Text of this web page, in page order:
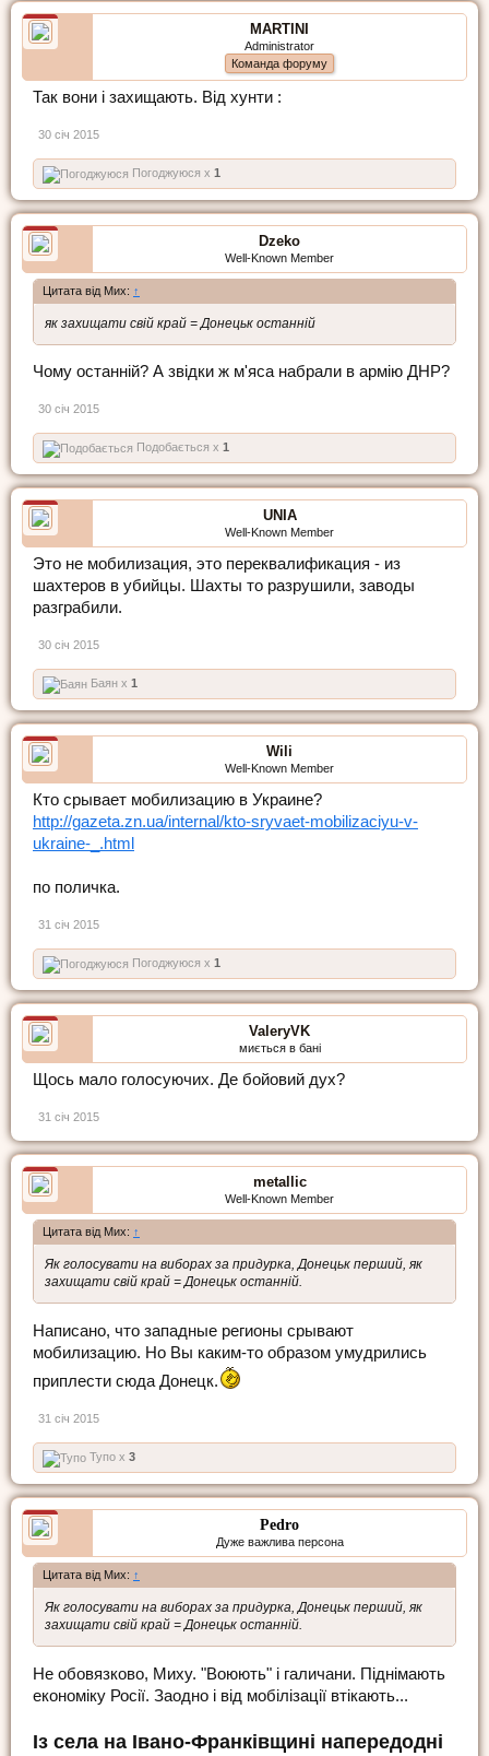
MARTINI
Administrator
Команда форуму
Так вони і захищають. Від хунти :
30 січ 2015
Погоджуюся x 1
Dzeko
Well-Known Member
Цитата від Мих: ↑
як захищати свій край = Донецьк останній
Чому останній? А звідки ж м'яса набрали в армію ДНР?
30 січ 2015
Подобається x 1
UNIA
Well-Known Member
Это не мобилизация, это переквалификация - из
шахтеров в убийцы. Шахты то разрушили, заводы
разграбили.
30 січ 2015
Баян x 1
Wili
Well-Known Member
Кто срывает мобилизацию в Украине?
http://gazeta.zn.ua/internal/kto-sryvaet-mobilizaciyu-v-
ukraine-_.html
по поличка.
31 січ 2015
Погоджуюся x 1
ValeryVK
миється в бані
Щось мало голосуючих. Де бойовий дух?
31 січ 2015
metallic
Well-Known Member
Цитата від Мих: ↑
Як голосувати на виборах за придурка, Донецьк перший, як
захищати свій край = Донецьк останній.
Написано, что западные регионы срывают
мобилизацию. Но Вы каким-то образом умудрились
приплести сюда Донецк.
31 січ 2015
Тупо x 3
Pedro
Дуже важлива персона
Цитата від Мих: ↑
Як голосувати на виборах за придурка, Донецьк перший, як
захищати свій край = Донецьк останній.
Не обовязково, Миху. "Воюють" і галичани. Піднімають
економіку Росії. Заодно і від мобілізації втікають...
Із села на Івано-Франківщині напередодні